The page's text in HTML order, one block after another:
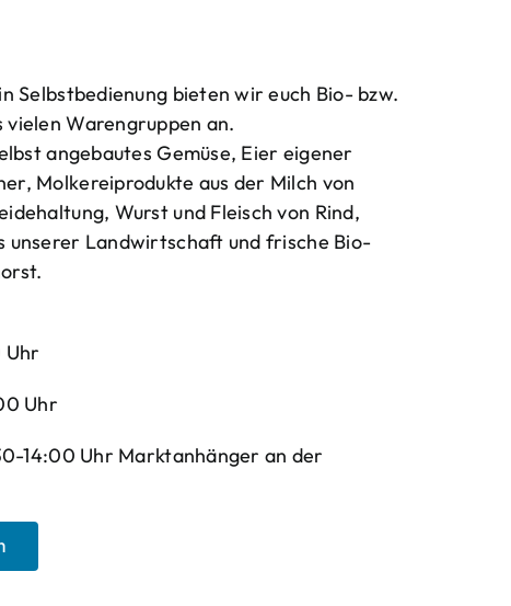
Selbstbedienung bieten wir euch Bio- bzw.
Warengruppen an.
angebautes Gemüse, Eier eigener
Molkereiprodukte aus der Milch von
Wurst und Fleisch von Rind,
unserer Landwirtschaft und frische Bio-
Uhr
Uhr
14:00 Uhr Marktanhänger an der